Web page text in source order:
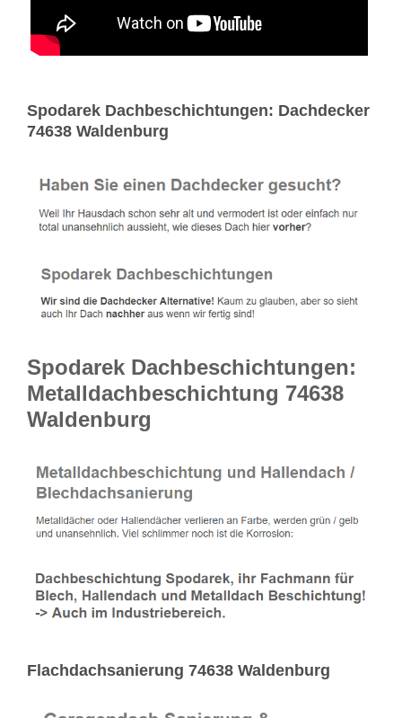
Spodarek Dachbeschichtungen: Dachdecker
74638 Waldenburg
Spodarek Dachbeschichtungen:
Metalldachbeschichtung 74638
Waldenburg
Flachdachsanierung 74638 Waldenburg